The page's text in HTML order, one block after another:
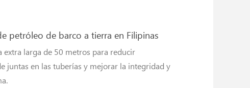
petróleo de barco a tierra en Filipinas
extra larga de 50 metros para reducir
juntas en las tuberías y mejorar la integridad y